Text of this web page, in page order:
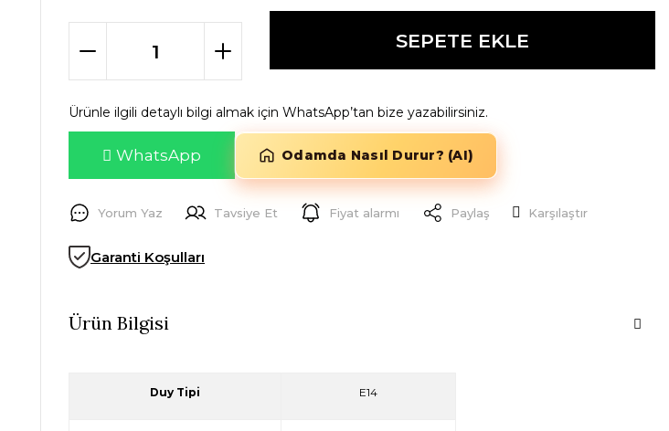
SEPETE EKLE
Ürünle ilgili detaylı bilgi almak için WhatsApp’tan bize yazabilirsiniz.
WhatsApp Odamda Nasıl Durur? (AI)
Yorum Yaz Tavsiye Et Fiyat alarmı Paylaş Karşılaştır
Garanti Koşulları
Ürün Bilgisi
Duy Tipi E14